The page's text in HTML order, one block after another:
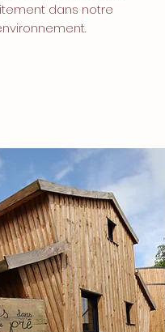
dans notre